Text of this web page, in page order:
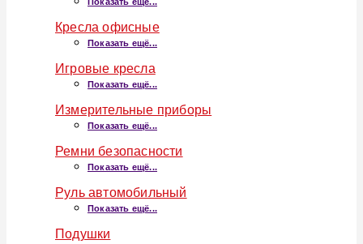
Кресла офисные
Показать ещё...
Игровые кресла
Показать ещё...
Измерительные приборы
Показать ещё...
Ремни безопасности
Показать ещё...
Руль автомобильный
Показать ещё...
Подушки